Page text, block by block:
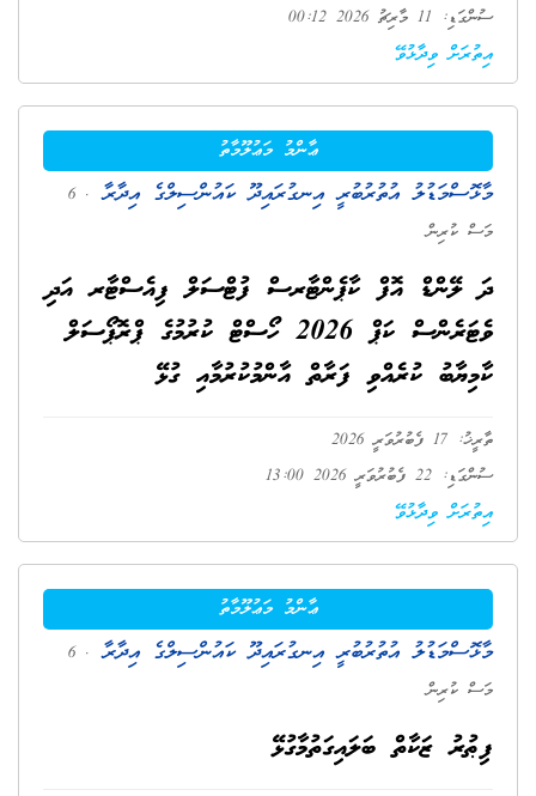
ސުންގަޑި: 11 މާރިޗު 2026 00:12
އިތުރަށް ވިދާޅުވޭ
ޢާންމު މަޢުލޫމާތު
މާޅޮސްމަޑުލު އުތުރުބުރީ އިނގުރައިދޫ ކައުންސިލްގެ އިދާރާ
. 6
މަސް ކުރިން
ދަ ލޭންޑް އޮފް ކާޕެންޓާރސް ފުޓްސަލް ފިއެސްޓާރ އަދި
ވެޓަރެންސް ކަޕް 2026 ހޯސްޓް ކުރުމުގެ ޕްރޮޕޯސަލް
ކާމިޔާބު ކުރެއްވި ފަރާތް އާންމުކުރުމާއި ގުޅޭ
ތާރީޚު: 17 ފެބުރުވަރީ 2026
ސުންގަޑި: 22 ފެބުރުވަރީ 2026 13:00
އިތުރަށް ވިދާޅުވޭ
ޢާންމު މަޢުލޫމާތު
މާޅޮސްމަޑުލު އުތުރުބުރީ އިނގުރައިދޫ ކައުންސިލްގެ އިދާރާ
. 6
މަސް ކުރިން
ފިޠުރު ޒަކާތް ބަލައިގަތުމާގުޅޭ